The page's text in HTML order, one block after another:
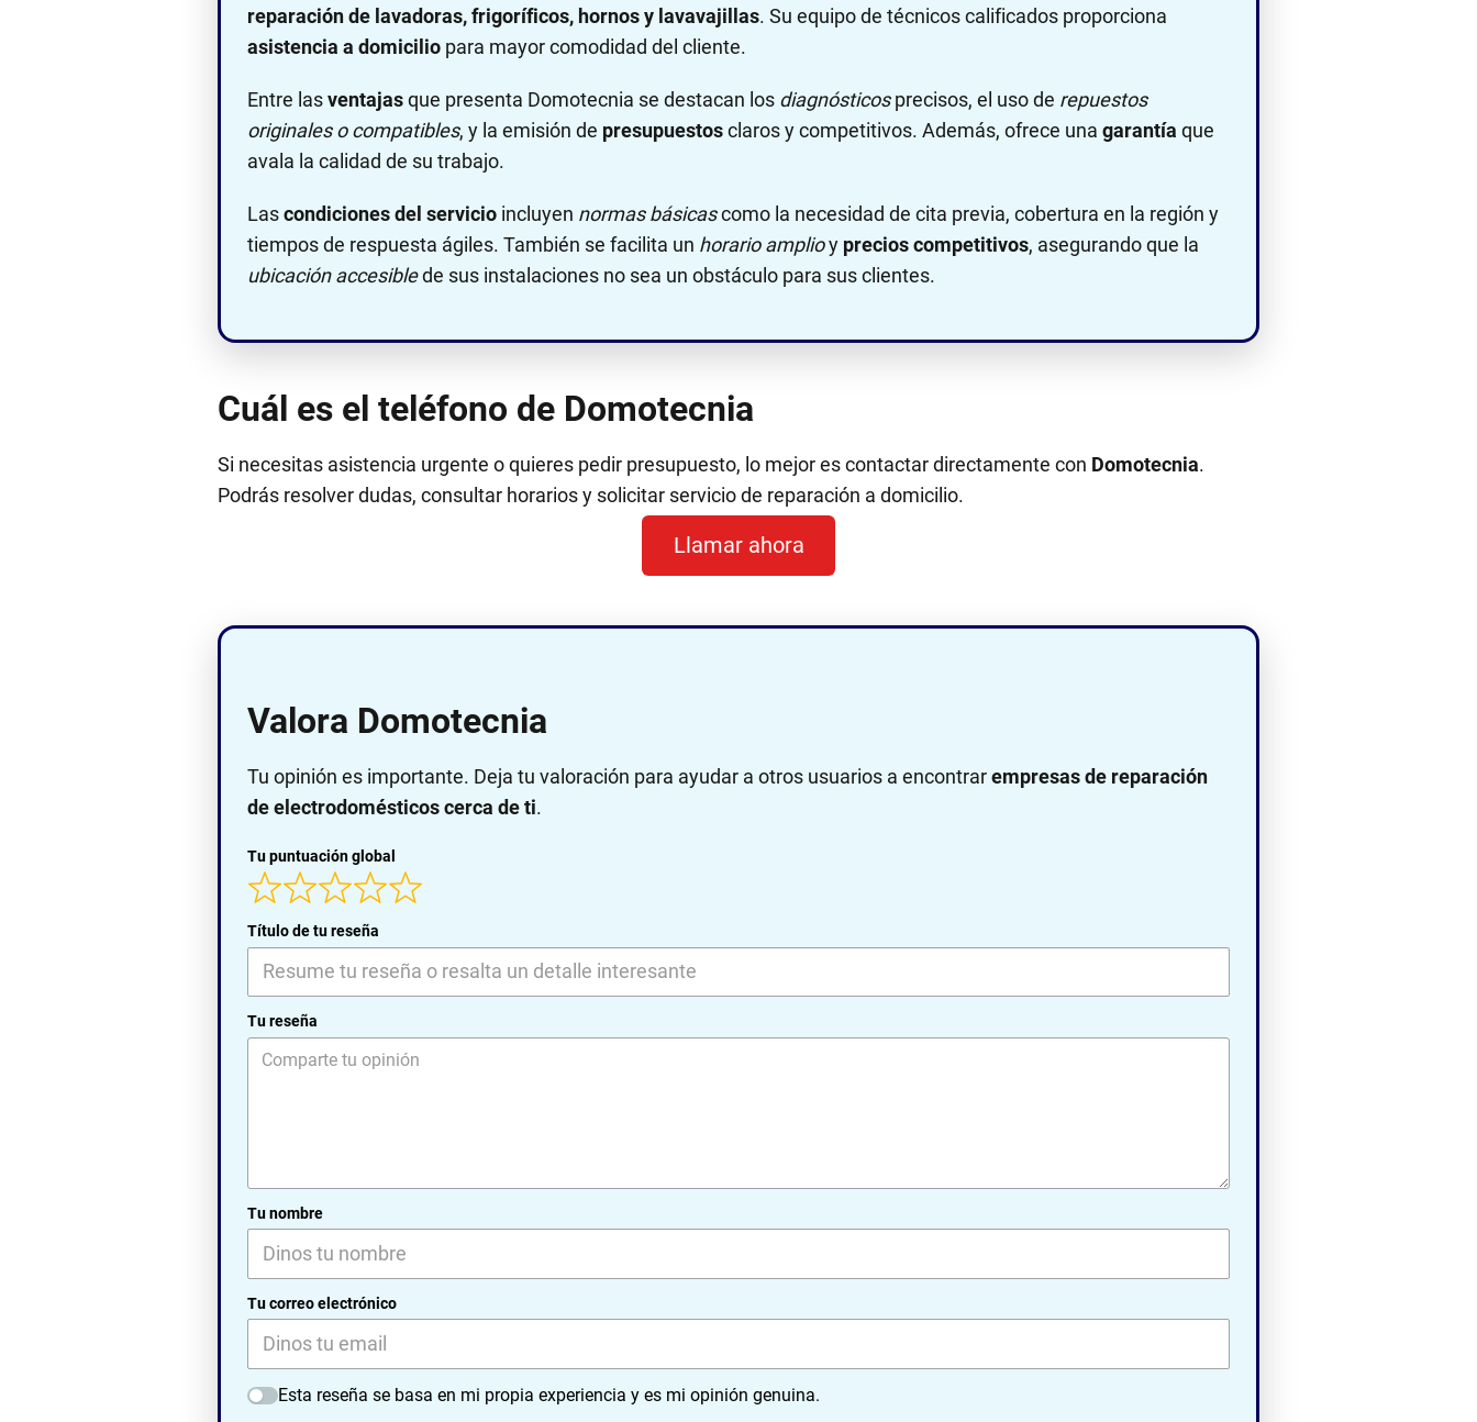
reparación de lavadoras, frigoríficos, hornos y lavavajillas. Su equipo de técnicos calificados proporciona
asistencia a domicilio para mayor comodidad del cliente.
Entre lasventajasque presenta Domotecnia se destacan los diagnósticosprecisos, el uso de repuestos
originales o compatibles, y la emisión de presupuestosclaros y competitivos. Además, ofrece una garantía que
avala la calidad de su trabajo.
Lascondiciones del servicio incluyen normas básicascomo la necesidad de cita previa, cobertura en la región y
tiempos de respuesta ágiles. También se facilita un horario amplioy precios competitivos, asegurando que la
ubicación accesiblede sus instalaciones no sea un obstáculo para sus clientes.
Cuál es el teléfono de Domotecnia
Si necesitas asistencia urgente o quieres pedir presupuesto, lo mejor es contactar directamente con Domotecnia.
Podrás resolver dudas, consultar horarios y solicitar servicio de reparación a domicilio.
Llamar ahora
Valora Domotecnia
Tu opinión es importante. Deja tu valoración para ayudar a otros usuarios a encontrarempresas de reparación
de electrodomésticos cerca de ti.
Tu puntuación global
Título de tu reseña
Tu reseña
Tu nombre
Tu correo electrónico
Esta reseña se basa en mi propia experiencia y es mi opinión genuina.